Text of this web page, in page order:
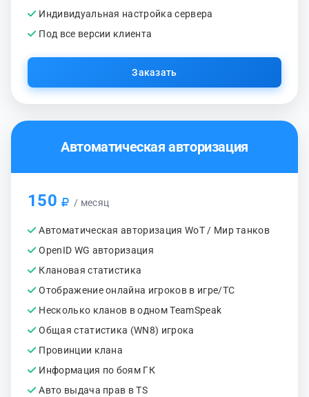
Индивидуальная настройка сервера
Под все версии клиента
Заказать
Автоматическая авторизация
150 / месяц
Автоматическая авторизация WoT / Мир танков
OpenID WG авторизация
Клановая статистика
Отображение онлайна игроков в игре/ТС
Несколько кланов в одном TeamSpeak
Общая статистика (WN8) игрока
Провинции клана
Информация по боям ГК
Авто выдача прав в TS